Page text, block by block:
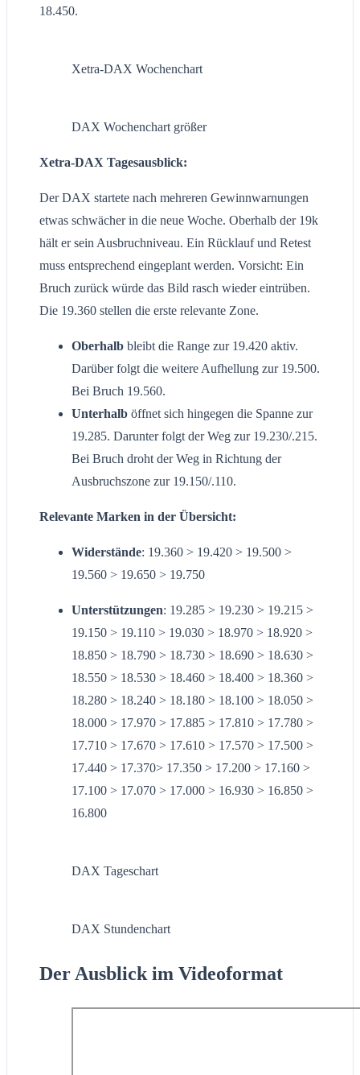
18.450.
Xetra-DAX Wochenchart
DAX Wochenchart größer
Xetra-DAX Tagesausblick:
Der DAX startete nach mehreren Gewinnwarnungen
etwas schwächer in die neue Woche. Oberhalb der 19k
hält er sein Ausbruchniveau. Ein Rücklauf und Retest
muss entsprechend eingeplant werden. Vorsicht: Ein
Bruch zurück würde das Bild rasch wieder eintrüben.
Die 19.360 stellen die erste relevante Zone.
Oberhalb bleibt die Range zur 19.420 aktiv.
Darüber folgt die weitere Aufhellung zur 19.500.
Bei Bruch 19.560.
Unterhalb öffnet sich hingegen die Spanne zur
19.285. Darunter folgt der Weg zur 19.230/.215.
Bei Bruch droht der Weg in Richtung der
Ausbruchszone zur 19.150/.110.
Relevante Marken in der Übersicht:
Widerstände: 19.360 > 19.420 > 19.500 >
19.560 > 19.650 > 19.750
Unterstützungen: 19.285 > 19.230 > 19.215 >
19.150 > 19.110 > 19.030 > 18.970 > 18.920 >
18.850 > 18.790 > 18.730 > 18.690 > 18.630 >
18.550 > 18.530 > 18.460 > 18.400 > 18.360 >
18.280 > 18.240 > 18.180 > 18.100 > 18.050 >
18.000 > 17.970 > 17.885 > 17.810 > 17.780 >
17.710 > 17.670 > 17.610 > 17.570 > 17.500 >
17.440 > 17.370> 17.350 > 17.200 > 17.160 >
17.100 > 17.070 > 17.000 > 16.930 > 16.850 >
16.800
DAX Tageschart
DAX Stundenchart
Der Ausblick im Videoformat